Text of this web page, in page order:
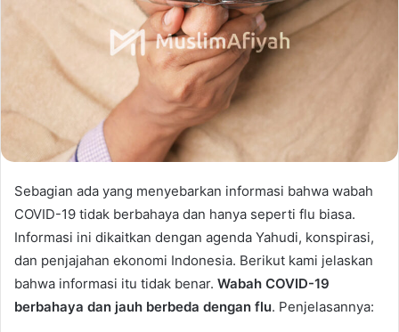
Sebagian ada yang menyebarkan informasi bahwa wabah
COVID-19 tidak berbahaya dan hanya seperti flu biasa.
Informasi ini dikaitkan dengan agenda Yahudi, konspirasi,
dan penjajahan ekonomi Indonesia. Berikut kami jelaskan
bahwa informasi itu tidak benar. Wabah COVID-19
berbahaya dan jauh berbeda dengan flu. Penjelasannya: